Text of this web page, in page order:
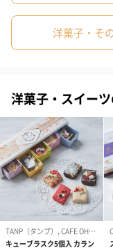
洋菓子・そ
洋菓子・スイー